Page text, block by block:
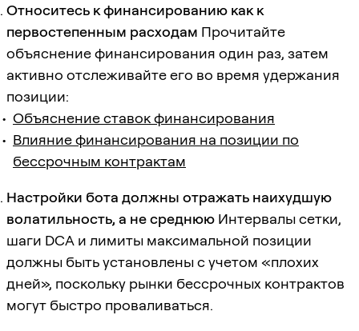
Относитесь к финансированию как к
первостепенным расходам Прочитайте
объяснение финансирования один раз, затем
активно отслеживайте его во время удержания
позиции:
Объяснение ставок финансирования
Влияние финансирования на позиции по
бессрочным контрактам
Настройки бота должны отражать наихудшую
волатильность, а не среднюю Интервалы сетки,
шаги DCA и лимиты максимальной позиции
должны быть установлены с учетом «плохих
дней», поскольку рынки бессрочных контрактов
могут быстро проваливаться.